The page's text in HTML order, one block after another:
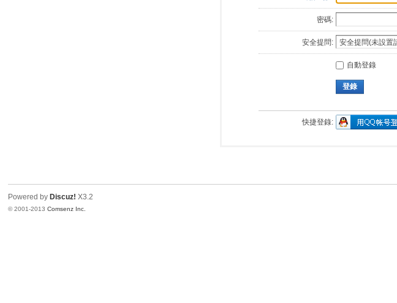
密碼:
安全提問:
自動登錄
登錄
快捷登錄:
Powered by Discuz! X3.2
© 2001-2013Comsenz Inc.